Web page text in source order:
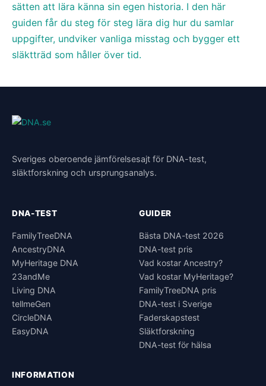
sätten att lära känna sin egen historia. I den här
guiden får du steg för steg lära dig hur du samlar
uppgifter, undviker vanliga misstag och bygger ett
släktträd som håller över tid.
Sveriges oberoende jämförelsesajt för DNA-test,
släktforskning och ursprungsanalys.
DNA-TEST
FamilyTreeDNA
AncestryDNA
MyHeritage DNA
23andMe
Living DNA
tellmeGen
CircleDNA
EasyDNA
GUIDER
Bästa DNA-test 2026
DNA-test pris
Vad kostar Ancestry?
Vad kostar MyHeritage?
FamilyTreeDNA pris
DNA-test i Sverige
Faderskapstest
Släktforskning
DNA-test för hälsa
INFORMATION